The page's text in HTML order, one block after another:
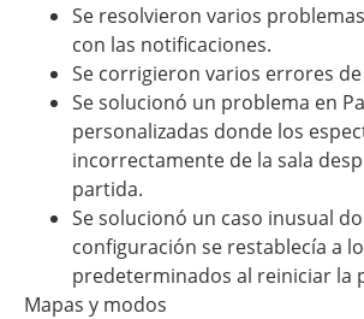
Se resolvieron varios
con las notificaciones.
Se corrigieron varios errores
Se solucionó un problema en
personalizadas donde los
incorrectamente de la sala
partida.
Se solucionó un caso inusual
configuración se restablecía a
predeterminados al reiniciar la
Mapas y modos